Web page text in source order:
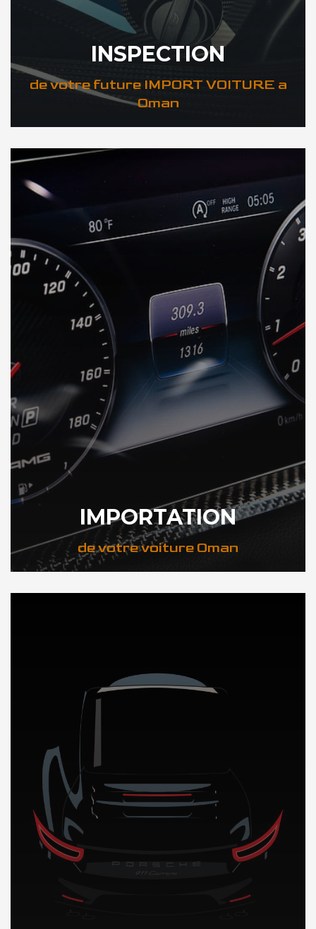
INSPECTION
de votre future IMPORT VOITURE a
Oman
DÉCOUVREZ VOTRE INSPECTION AUTO a Oman
IMPORTATION
de votre voiture Oman
DÉCOUVREZ NOTRE IMPORTATION AUTO a Oman